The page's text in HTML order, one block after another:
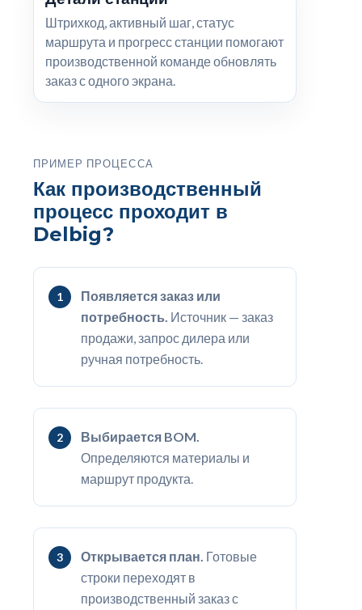
Штрихкод, активный шаг, статус
маршрута и прогресс станции помогают
производственной команде обновлять
заказ с одного экрана.
ПРИМЕР ПРОЦЕССА
Как производственный
процесс проходит в
Delbig?
Появляется заказ или
потребность. Источник — заказ
продажи, запрос дилера или
ручная потребность.
Выбирается BOM.
Определяются материалы и
маршрут продукта.
Открывается план. Готовые
строки переходят в
производственный заказ с